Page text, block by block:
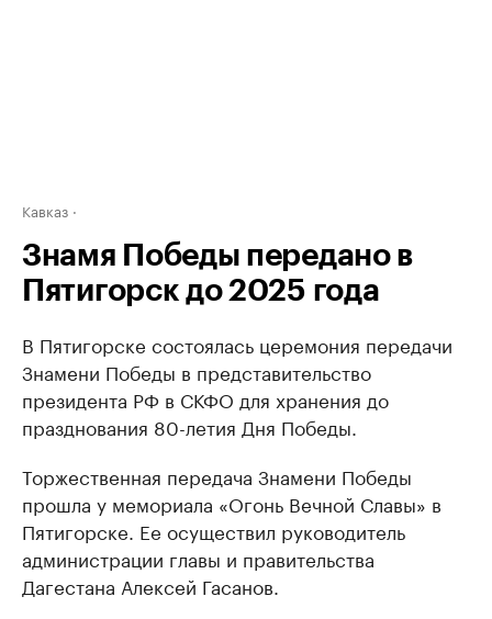
Кавказ
Знамя Победы передано в
Пятигорск до 2025 года
В Пятигорске состоялась церемония передачи
Знамени Победы в представительство
президента РФ в СКФО для хранения до
празднования 80-летия Дня Победы.
Торжественная передача Знамени Победы
прошла у мемориала «Огонь Вечной Славы» в
Пятигорске. Ее осуществил руководитель
администрации главы и правительства
Дагестана Алексей Гасанов.